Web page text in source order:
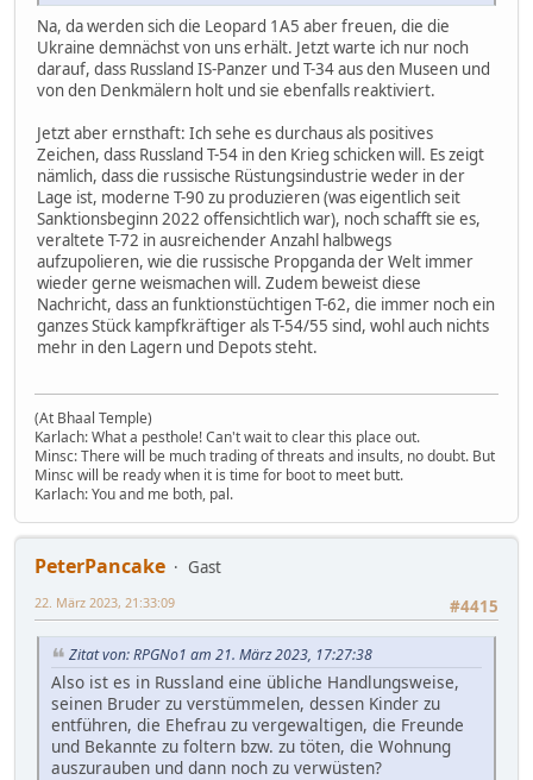
Na, da werden sich die Leopard 1A5 aber freuen, die die
Ukraine demnächst von uns erhält. Jetzt warte ich nur noch
darauf, dass Russland IS-Panzer und T-34 aus den Museen und
von den Denkmälern holt und sie ebenfalls reaktiviert.
Jetzt aber ernsthaft: Ich sehe es durchaus als positives
Zeichen, dass Russland T-54 in den Krieg schicken will. Es zeigt
nämlich, dass die russische Rüstungsindustrie weder in der
Lage ist, moderne T-90 zu produzieren (was eigentlich seit
Sanktionsbeginn 2022 offensichtlich war), noch schafft sie es,
veraltete T-72 in ausreichender Anzahl halbwegs
aufzupolieren, wie die russische Propganda der Welt immer
wieder gerne weismachen will. Zudem beweist diese
Nachricht, dass an funktionstüchtigen T-62, die immer noch ein
ganzes Stück kampfkräftiger als T-54/55 sind, wohl auch nichts
mehr in den Lagern und Depots steht.
(At Bhaal Temple)
Karlach: What a pesthole! Can't wait to clear this place out.
Minsc: There will be much trading of threats and insults, no doubt. But
Minsc will be ready when it is time for boot to meet butt.
Karlach: You and me both, pal.
PeterPancake
Gast
#4415
22. März 2023, 21:33:09
Zitat von: RPGNo1 am 21. März 2023, 17:27:38
Also ist es in Russland eine übliche Handlungsweise,
seinen Bruder zu verstümmelen, dessen Kinder zu
entführen, die Ehefrau zu vergewaltigen, die Freunde
und Bekannte zu foltern bzw. zu töten, die Wohnung
auszurauben und dann noch zu verwüsten?